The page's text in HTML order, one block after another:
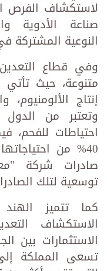
لاستكشاف الفرص
صناعة الأدوية
النوعية المشتركة
وفي قطاع
متنوعة، حيث تأتي
إنتاج
وتعتبر من
احتياطات للفحم،
40% من
صادرات شركة
توسعية لتلك
كما تتميز
الاستكشاف
الاستثمارات بين
تسعى المملكة